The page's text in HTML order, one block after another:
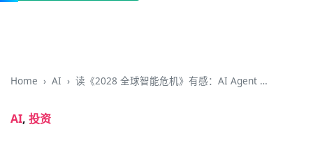
Home AI 读《2028 全球智能危机》有感：AI Agent 时代，恐惧才是最贵的税
AI, 投资